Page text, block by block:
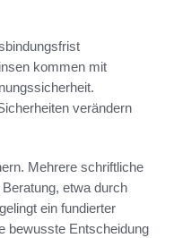
kommen mit
verändern
Mehrere schriftliche
etwa durch
ein fundierter
bewusste Entscheidung